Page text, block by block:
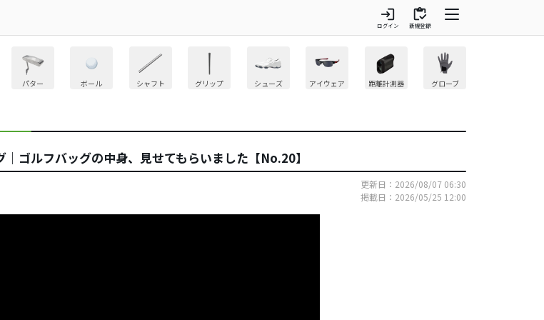
login
ログイン
inventory
新規登録
パター ボール シャフト グリップ シューズ アイウェア 距離計測器 グローブ
ゴルフバッグの中身、見せてもらいました【No.20】
更新日：2026/08/07 06:30
掲載日：2026/05/25 12:00